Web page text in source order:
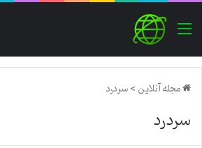
منو
مجله آنلاین>سردرد
سردرد